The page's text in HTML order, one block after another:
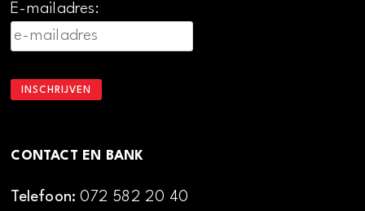
E-mailadres:
CONTACT EN BANK
Telefoon:072 582 20 40